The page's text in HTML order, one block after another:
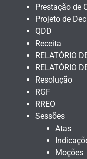
Prestação de
Projeto de
QDD
Receita
RELATÓRIO
RELATÓRIO
Resolução
RGF
RREO
Sessões
Atas
Moções